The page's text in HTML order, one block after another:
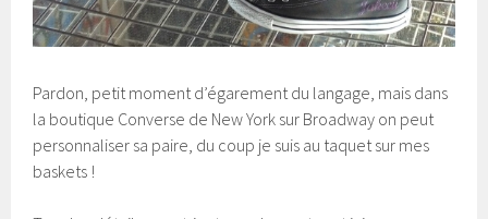
Pardon, petit moment d’égarement du langage, mais dans
la boutique Converse de New York sur Broadway on peut
personnaliser sa paire, du coup je suis au taquet sur mes
baskets !